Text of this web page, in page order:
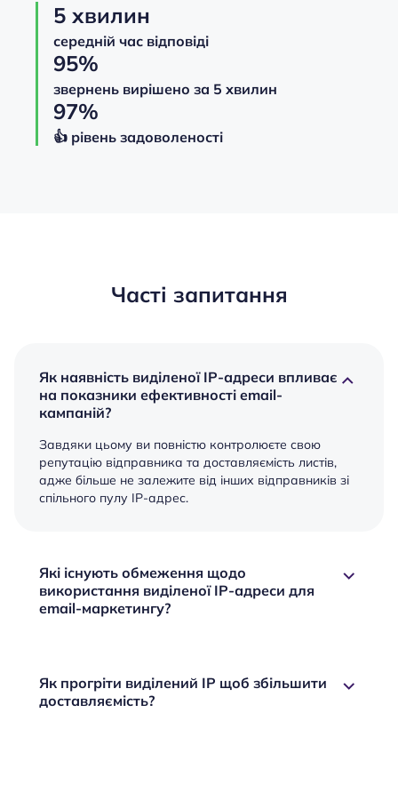
5 хвилин
середній час відповіді
95%
звернень вирішено за 5 хвилин
97%
👍️️️️️️ рівень задоволеності
Часті запитання
Як наявність виділеної IP-адреси впливає
на показники ефективності email-
кампаній?
Завдяки цьому ви повністю контролюєте свою
репутацію відправника та доставляємість листів,
адже більше не залежите від інших відправників зі
спільного пулу IP-адрес.
Які існують обмеження щодо
використання виділеної IP-адреси для
email-маркетингу?
Як прогріти виділений IP щоб збільшити
доставляємість?